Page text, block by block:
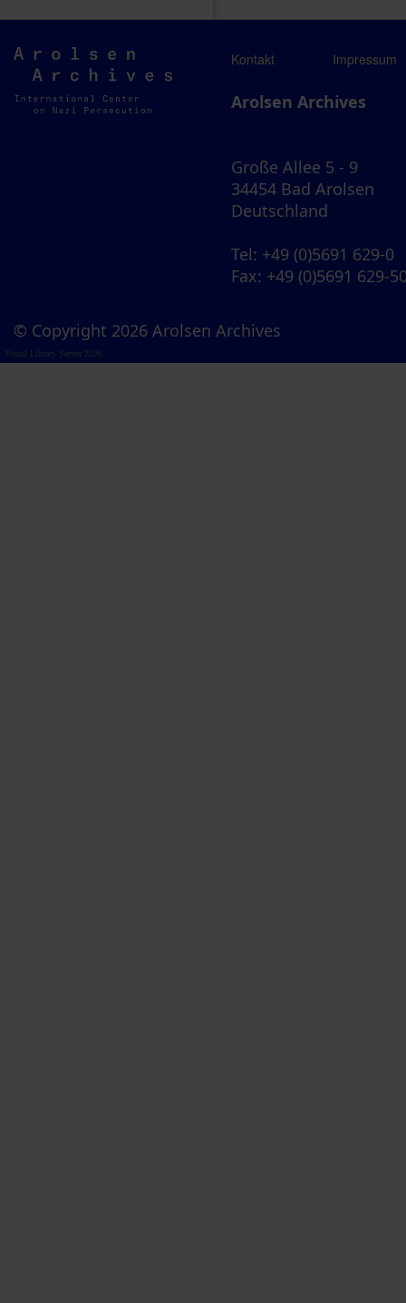
Arolsen
Archives
Kontakt Impressum
Arolsen Archives
Große Allee 5 - 9
34454 Bad Arolsen
Deutschland
Tel: +49 (0)5691 629-0
Fax: +49 (0)5691 629-
© Copyright 2026 Arolsen Archives
Visual Library Server 2026